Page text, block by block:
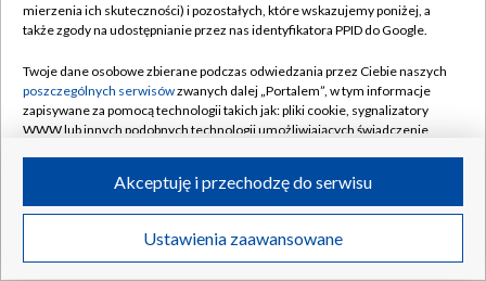
Naziemna Telewizja Cyfrowa
Rada Programowa
System NOS
Informacje o nadawcy
Program dla prasy
Ogłoszenie przetargowe
Pomoc
Kontakt
Kanały
©2026 Telewizja Polska S.A. w likwidacji
mierzenia ich skuteczności) i pozostałych, które wskazujemy poniżej, a
także zgody na udostępnianie przez nas identyfikatora PPID do Google.
Twoje dane osobowe zbierane podczas odwiedzania przez Ciebie naszych
poszczególnych serwisówzwanych dalej „Portalem”, w tym informacje
zapisywane za pomocą technologii takich jak: pliki cookie, sygnalizatory
WWW lub innych podobnych technologii umożliwiających świadczenie
ruchu w Internecie.
Twoje dane osobowe zbierane podczas odwiedzania przez Ciebie
poszczególnych serwisówna Portalu, takie jak adresy IP, identyfikatory
Ustawienia zaawansowane
Akceptuję i przechodzę do serwisu